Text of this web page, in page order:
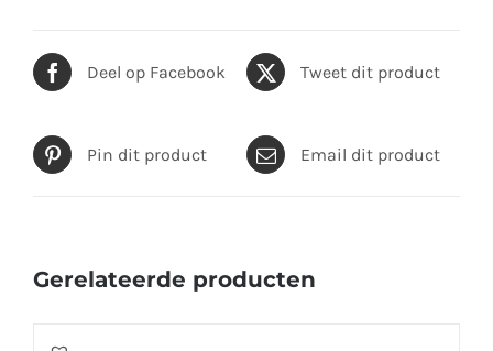
Deel op Facebook Tweet dit product
Pin dit product Email dit product
Gerelateerde producten